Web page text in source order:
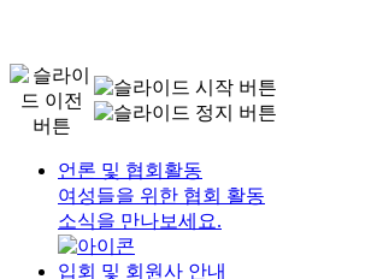
언론 및 협회활동
여성들을 위한 협회 활동
소식을 만나보세요.
입회 및 회원사 안내